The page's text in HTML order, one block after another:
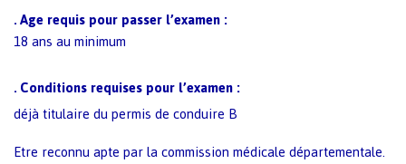
.Age requis pour passer l’examen :
18 ans au minimum
.Conditions requises pour l’examen :
déjà titulaire du permis de conduire B
Etre reconnu apte par la commission médicale départementale.